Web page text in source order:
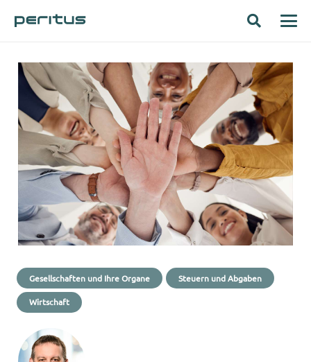
Gesellschaften und Ihre Organe Steuern und Abgaben
Wirtschaft